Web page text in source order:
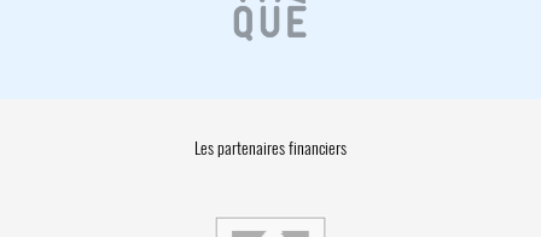
Les partenaires financiers